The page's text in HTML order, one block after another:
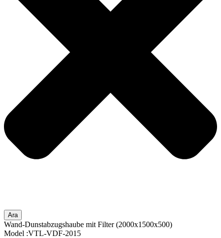
Ara
Wand-Dunstabzugshaube mit Filter (2000x1500x500)
Model :VTL-VDF-2015